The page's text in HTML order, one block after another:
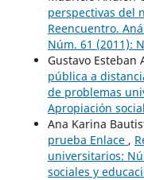
perspectivas del
Reencuentro.
Núm. 61 (2011):
Gustavo Esteban
pública a
de problemas
Apropiación
Ana Karina
prueba Enlace ,
universitarios:
sociales y